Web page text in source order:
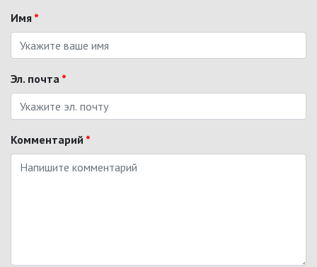
Имя *
Эл. почта *
Комментарий *